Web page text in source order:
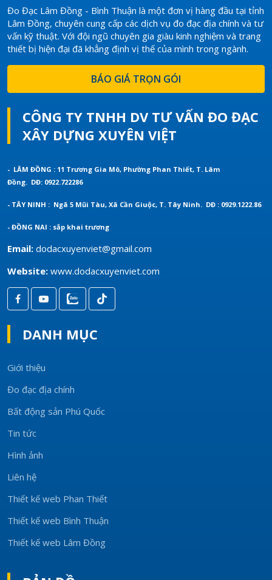
Đo Đạc Lâm Đồng - Bình Thuận là một đơn vị hàng đầu tại tỉnh
Lâm Đồng, chuyên cung cấp các dịch vụ đo đạc địa chính và tư
vấn kỹ thuật. Với đội ngũ chuyên gia giàu kinh nghiệm và trang
thiết bị hiện đại đã khẳng định vị thế của mình trong ngành.
BÁO GIÁ TRỌN GÓI
CÔNG TY TNHH DV TƯ VẤN ĐO ĐẠC
XÂY DỰNG XUYÊN VIỆT
- LÂM ĐỒNG : 11 Trương Gia Mô, Phường Phan Thiết, T. Lâm
Đồng. DĐ: 0922.722286
- TÂY NINH : Ngã 5 Mũi Tàu, Xã Cần Giuộc, T. Tây Ninh. DĐ : 0929.1222.86
- ĐỒNG NAI : sắp khai trương
Email: dodacxuyenviet@gmail.com
Website: www.dodacxuyenviet.com
DANH MỤC
Giới thiệu
Đo đạc địa chính
Bất động sản Phú Quốc
Tin tức
Hình ảnh
Liên hệ
Thiết kế web Phan Thiết
Thiết kế web Bình Thuận
Thiết kế web Lâm Đồng